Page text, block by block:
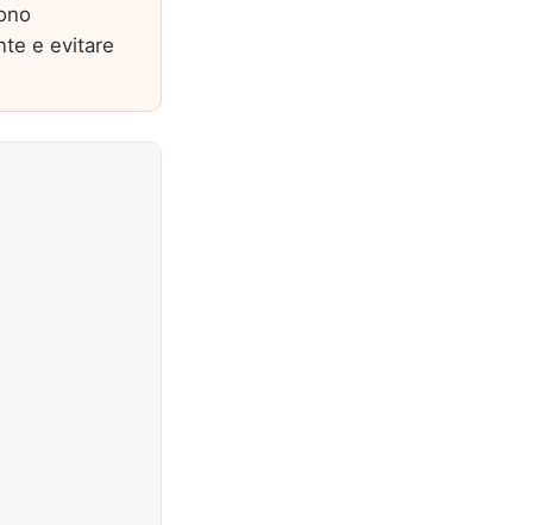
e evitare